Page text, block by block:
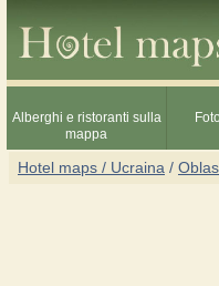
Alberghi e ristoranti sulla
mappa
Hotel maps / Ucraina /